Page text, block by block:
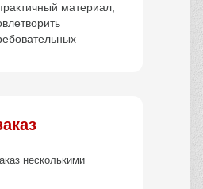
материал,
несколькими